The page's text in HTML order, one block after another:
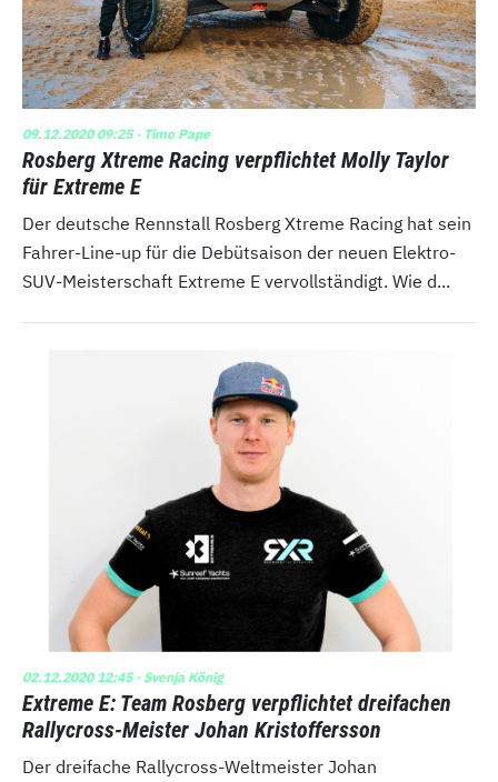
09.12.2020 09:25· Timo Pape
Rosberg Xtreme Racing verpflichtet Molly Taylor
für Extreme E
Der deutsche Rennstall Rosberg Xtreme Racing hat sein
Fahrer-Line-up für die Debütsaison der neuen Elektro-
SUV-Meisterschaft Extreme E vervollständigt. Wie d...
02.12.2020 12:45· Svenja König
Extreme E: Team Rosberg verpflichtet dreifachen
Rallycross-Meister Johan Kristoffersson
Der dreifache Rallycross-Weltmeister Johan